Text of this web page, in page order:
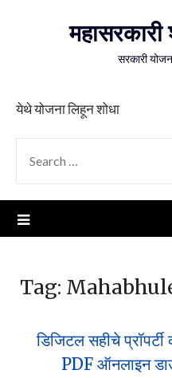
सरकारी
येथे योजना लिहून शोधा
FOR:
Tag:
डिजिटल सहीचे
PDF ऑनलाइन